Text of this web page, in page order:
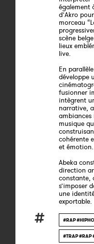
également
d’Akro
morceau
scène
lieux
live.
En
développe
fusionner
intègrent
narrative,
ambiances
musique
cohérente
et émotion.
Abeka
direction
constante,
s’imposer
une
exportable.
#RAP
#TRAP #RAP